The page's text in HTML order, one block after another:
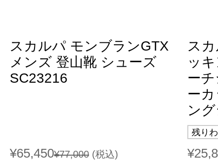
スカルパ モンブランGTX
メンズ 登山靴 シューズ
SC23216
¥65,450¥77,000 (税込)
ス
ッ
ー
ー
ン
残り